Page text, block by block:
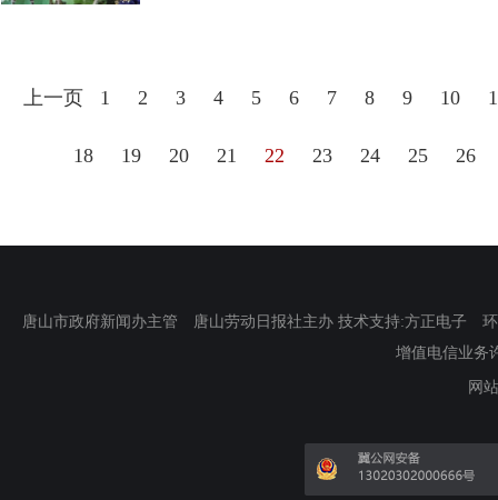
上一页 1 2 3 4 5 6 7 8 9 10
18 19 20 21 22 23 24 25 26
唐山市政府新闻办主管 唐山劳动日报社主办 技术支持:方正电子
增值电信业务
网